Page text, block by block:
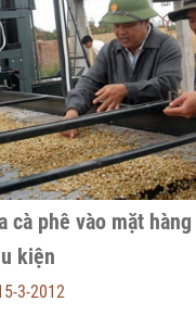
ta bắt đầu
giờ đã trở thành
quan trọng trên
cà phê vào mặt
kiện
3-2012